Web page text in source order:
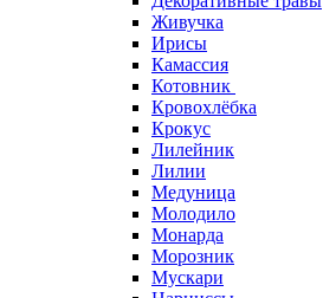
Живучка
Ирисы
Камассия
Котовник
Кровохлёбка
Крокус
Лилейник
Лилии
Медуница
Молодило
Монарда
Морозник
Мускари